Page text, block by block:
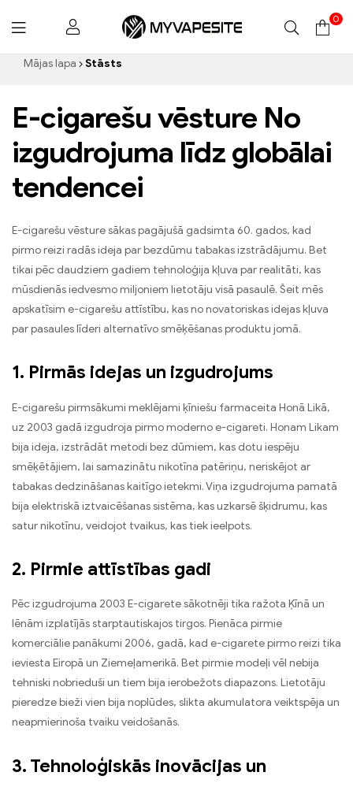
Myvapesite.de
0
Mājas lapa Stāsts
E-cigarešu vēsture No
izgudrojuma līdz globālai
tendencei
E-cigarešu vēsture sākas pagājušā gadsimta 60. gados, kad
pirmo reizi radās ideja par bezdūmu tabakas izstrādājumu. Bet
tikai pēc daudziem gadiem tehnoloģija kļuva par realitāti, kas
mūsdienās iedvesmo miljoniem lietotāju visā pasaulē. Šeit mēs
apskatīsim e-cigarešu attīstību, kas no novatoriskas idejas kļuva
par pasaules līderi alternatīvo smēķēšanas produktu jomā.
1. Pirmās idejas un izgudrojums
E-cigarešu pirmsākumi meklējami ķīniešu farmaceita Honā Likā,
uz 2003 gadā izgudroja pirmo moderno e-cigareti. Honam Likam
bija ideja, izstrādāt metodi bez dūmiem, kas dotu iespēju
smēķētājiem, lai samazinātu nikotīna patēriņu, neriskējot ar
tabakas dedzināšanas kaitīgo ietekmi. Viņa izgudrojuma pamatā
bija elektriskā iztvaicēšanas sistēma, kas uzkarsē šķidrumu, kas
satur nikotīnu, veidojot tvaikus, kas tiek ieelpots.
2. Pirmie attīstības gadi
Pēc izgudrojuma 2003 E-cigarete sākotnēji tika ražota Ķīnā un
lēnām izplatījās starptautiskajos tirgos. Pienāca pirmie
komerciālie panākumi 2006, gadā, kad e-cigarete pirmo reizi tika
ieviesta Eiropā un Ziemeļamerikā. Bet pirmie modeļi vēl nebija
tehniski nobrieduši un tiem bija ierobežots diapazons. Lietotāju
pieredze bieži vien bija noplūdes, slikta akumulatora veiktspēja un
neapmierinoša tvaiku veidošanās.
3. Tehnoloģiskās inovācijas un